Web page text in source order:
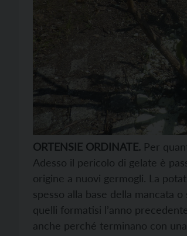
ORTENSIE ORDINATE. Per
Adesso il pericolo di gelate è
origine a nuovi germogli. La
spesso alla base della mancata
quelli formatisi l’anno
anche perché terminano con